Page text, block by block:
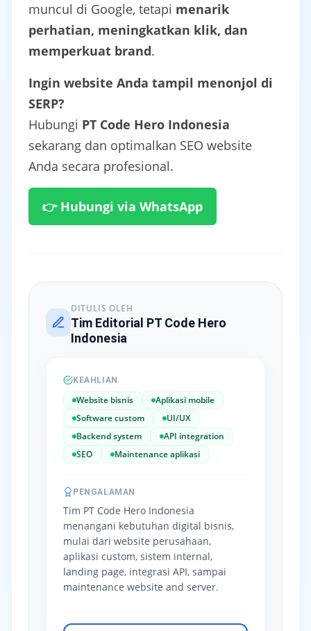
muncul di Google, tetapi menarik
perhatian, meningkatkan klik, dan
memperkuat brand.
Ingin website Anda tampil menonjol di
SERP?
Hubungi PT Code Hero Indonesia
sekarang dan optimalkan SEO website
Anda secara profesional.
👉 Hubungi via WhatsApp
DITULIS OLEH
Tim Editorial PT Code Hero
Indonesia
KEAHLIAN
Website bisnis
Aplikasi mobile
Software custom
UI/UX
Backend system
API integration
SEO
Maintenance aplikasi
PENGALAMAN
Tim PT Code Hero Indonesia
menangani kebutuhan digital bisnis,
mulai dari website perusahaan,
aplikasi custom, sistem internal,
landing page, integrasi API, sampai
maintenance website and server.